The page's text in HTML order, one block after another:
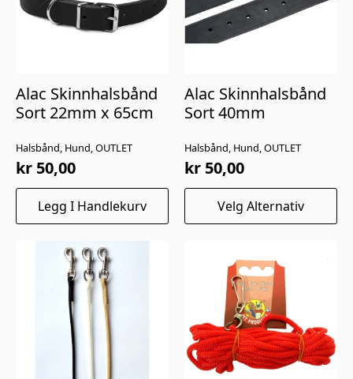
Halsbånd, Hund, OUTLET
Alac Skinnhalsbånd
Sort 22mm x 65cm
kr 50,00
Legg I Handlekurv
Halsbånd, Hund, OUTLET
Alac Skinnhalsbånd
Sort 40mm
kr 50,00
Velg Alternativ
Dette
produktet
har
varianter.
Alternativene
på
produktsiden